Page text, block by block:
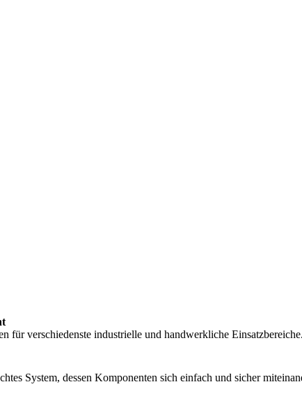
für verschiedenste industrielle und handwerkliche
System, dessen Komponenten sich einfach und sicher